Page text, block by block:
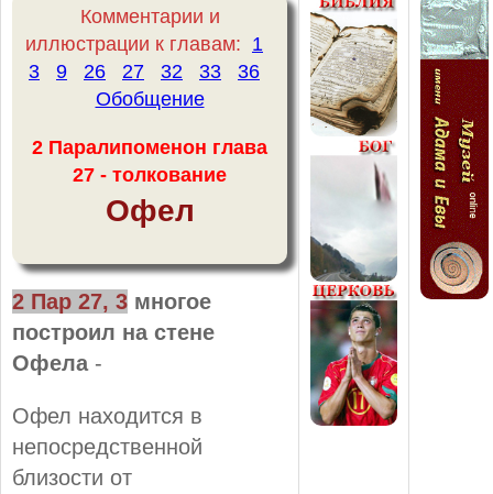
Комментарии и
иллюстрации к главам: 1
3
9 26 27 32 33
36
Обобщение
2 Паралипоменон глава
27 - толкование
Офел
2 Пар 27, 3 многое
построил на стене
Офела-
Офел находится в
непосредственной
близости от